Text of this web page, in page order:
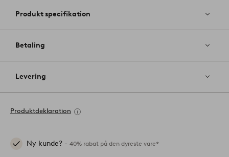
Produkt specifikation
Betaling
Levering
Produktdeklaration
Ny kunde? - 40% rabat på den dyreste vare*